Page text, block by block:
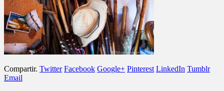
Compartir. Twitter Facebook Google+ Pinterest LinkedIn Tumblr
Email